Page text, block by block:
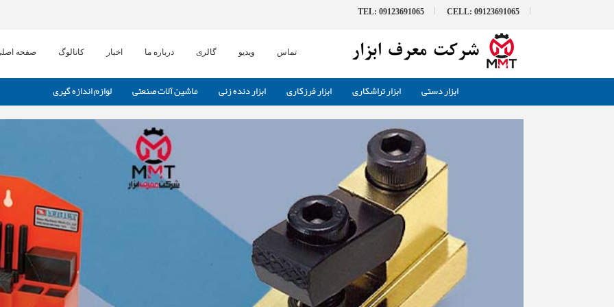
TEL: 09123691065 CELL: 09123691065
تماس ویدیو گالری درباره ما اخبار کاتالوگ صفحه
لوازم اندازه گیری ماشین آلات صنعتی ابزار دنده زنی ابزار فرزکاری ابزار تراشکاری ابزار دستی